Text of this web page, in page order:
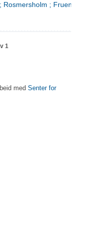
; Fruen fra havet
1
med Senter for